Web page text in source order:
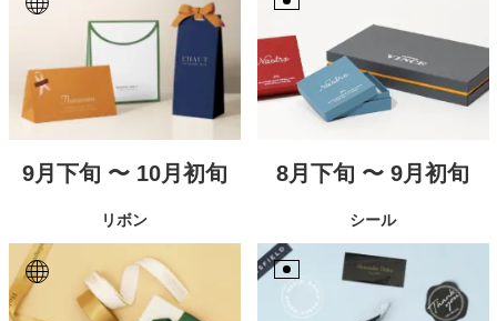
9月下旬 〜 10月初旬 8月下旬 〜 9月初旬
リボン シール